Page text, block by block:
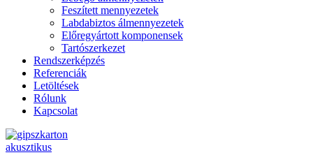
Feszített mennyezetek
Labdabiztos álmennyezetek
Előregyártott komponensek
Tartószerkezet
Rendszerképzés
Referenciák
Letöltések
Rólunk
Kapcsolat